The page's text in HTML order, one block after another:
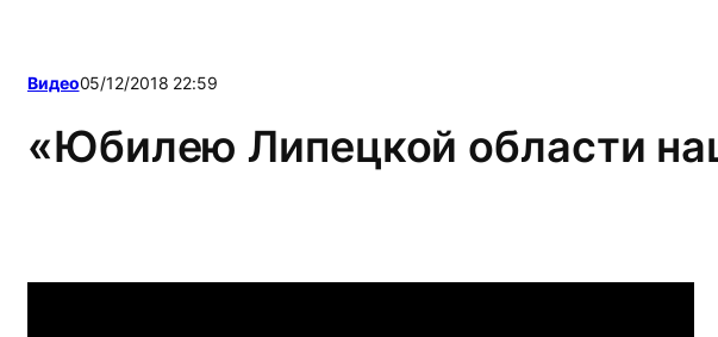
Видео05/12/2018 22:59
«Юбилею Липецкой области